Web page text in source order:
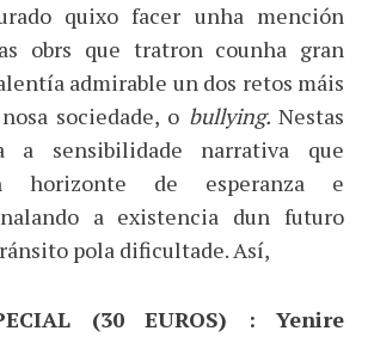
quixo facer unha mención
obrs que tratron counha gran
admirable un dos retos máis
sociedade, o bullying.Nestas
a sensibilidade narrativa que
horizonte de esperanza e
a existencia dun futuro
pola dificultade. Así,
(30 EUROS) : Yenire